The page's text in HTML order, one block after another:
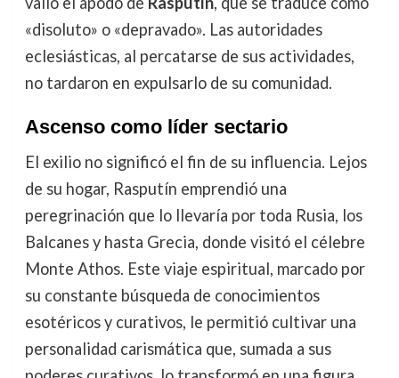
«disoluto» o «depravado». Las autoridades
eclesiásticas, al percatarse de sus actividades,
no tardaron en expulsarlo de su comunidad.
Ascenso como líder sectario
El exilio no significó el fin de su influencia. Lejos
de su hogar, Rasputín emprendió una
peregrinación que lo llevaría por toda Rusia, los
Balcanes y hasta Grecia, donde visitó el célebre
Monte Athos. Este viaje espiritual, marcado por
su constante búsqueda de conocimientos
esotéricos y curativos, le permitió cultivar una
personalidad carismática que, sumada a sus